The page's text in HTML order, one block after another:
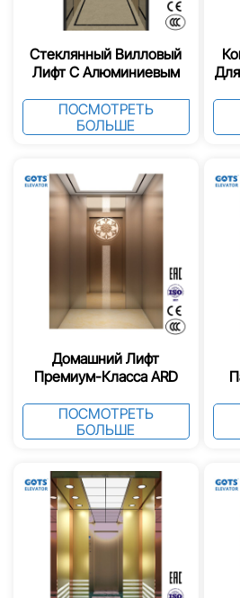
Стеклянный Вилловый
Лифт С Алюминиевым
ПОСМОТРЕТЬ
БОЛЬШЕ
Домашний Лифт
Премиум-Класса ARD
ПОСМОТРЕТЬ
БОЛЬШЕ